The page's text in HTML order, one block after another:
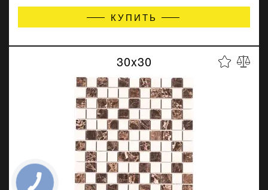
КУПИТЬ
30x30